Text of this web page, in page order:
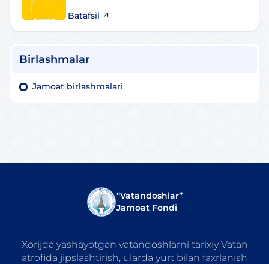
Batafsil
Birlashmalar
Jamoat birlashmalari
“Vatandoshlar”
Jamoat Fondi
Xorijda yashayotgan vatandoshlarni tarixiy Vatan
atrofida jipslashtirish, ularda yurt bilan faxrlanish